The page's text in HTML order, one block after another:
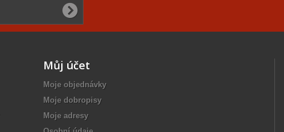
Můj účet
Moje objednávky
Moje dobropisy
Moje adresy